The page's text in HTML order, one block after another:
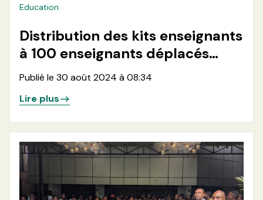
Education
Distribution des kits enseignants
à 100 enseignants déplacés
dans 7 sites des déplacés autour
Publié le 30 août 2024 à 08:34
Lire plus